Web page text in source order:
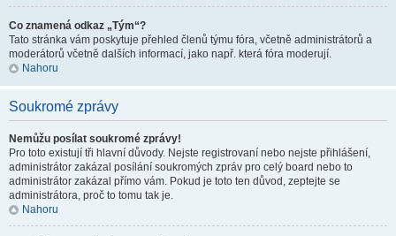
Co znamená odkaz „Tým“?
Tato stránka vám poskytuje přehled členů týmu fóra, včetně administrátorů a
moderátorů včetně dalších informací, jako např. která fóra moderují.
Nahoru
Soukromé zprávy
Nemůžu posílat soukromé zprávy!
Pro toto existují tři hlavní důvody. Nejste registrovaní nebo nejste přihlášení,
administrátor zakázal posílání soukromých zpráv pro celý board nebo to
administrátor zakázal přímo vám. Pokud je toto ten důvod, zeptejte se
administrátora, proč to tomu tak je.
Nahoru